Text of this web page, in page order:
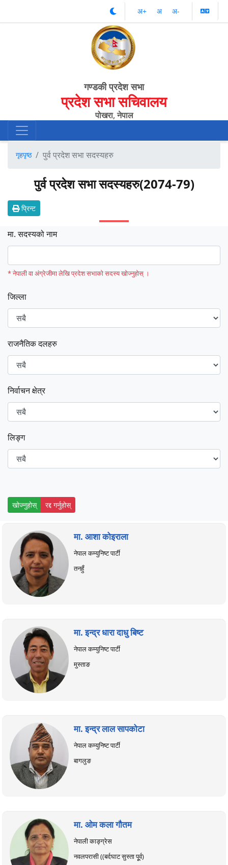
अ‌‌+ अ‌ अ‌-
गण्डकी प्रदेश सभा
प्रदेश सभा सचिवालय
पोखरा, नेपाल
गृहपृष्ठ पुर्व प्रदेश सभा सदस्यहरु
पुर्व प्रदेश सभा सदस्यहरु(2074-79)
प्रिन्ट
मा. सदस्यको नाम
* नेपाली वा अंग्रेजीमा लेखि प्रदेश सभाको सदस्य खोज्नुहोस् ।
जिल्ला
राजनैतिक दलहरु
निर्वाचन क्षेत्र
लिङ्ग
खोज्नुहोस् रद्द गर्नुहोस्
मा. आशा कोइराला
नेपाल कम्युनिष्ट पार्टी
तनहुँ
मा. इन्द्र धारा दाधु बिष्ट
नेपाल कम्युनिष्ट पार्टी
मुस्ताङ
मा. इन्द्र लाल सापकोटा
नेपाल कम्युनिष्ट पार्टी
बागलुङ
मा. ओम कला गौतम
नेपाली काङ्ग्रेस
नवलपरासी ((बर्दघाट सुस्ता पूूर्व)